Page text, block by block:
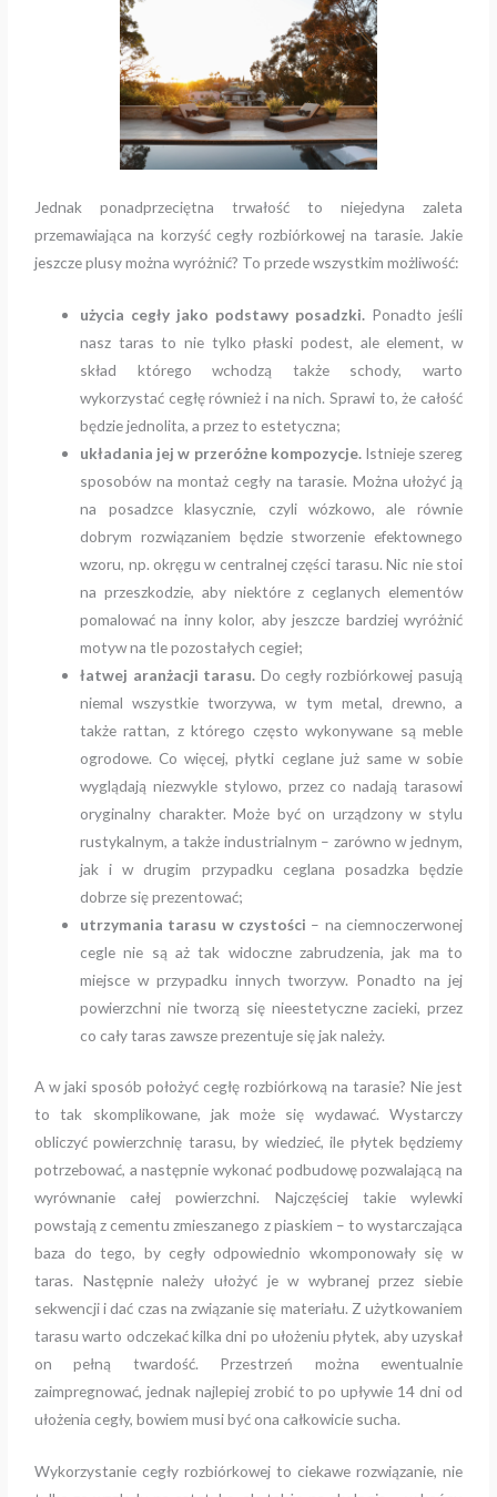
Jednak ponadprzeciętna trwałość to niejedyna zaleta
przemawiająca na korzyść cegły rozbiórkowej na tarasie. Jakie
jeszcze plusy można wyróżnić? To przede wszystkim możliwość:
użycia cegły jako podstawy posadzki. Ponadto jeśli
nasz taras to nie tylko płaski podest, ale element, w
skład którego wchodzą także schody, warto
wykorzystać cegłę również i na nich. Sprawi to, że całość
będzie jednolita, a przez to estetyczna;
układania jej w przeróżne kompozycje.Istnieje szereg
sposobów na montaż cegły na tarasie. Można ułożyć ją
na posadzce klasycznie, czyli wózkowo, ale równie
dobrym rozwiązaniem będzie stworzenie efektownego
wzoru, np. okręgu w centralnej części tarasu. Nic nie stoi
na przeszkodzie, aby niektóre z ceglanych elementów
pomalować na inny kolor, aby jeszcze bardziej wyróżnić
motyw na tle pozostałych cegieł;
łatwej aranżacji tarasu. Do cegły rozbiórkowej pasują
niemal wszystkie tworzywa, w tym metal, drewno, a
także rattan, z którego często wykonywane są meble
ogrodowe. Co więcej, płytki ceglane już same w sobie
wyglądają niezwykle stylowo, przez co nadają tarasowi
oryginalny charakter. Może być on urządzony w stylu
rustykalnym, a także industrialnym – zarówno w jednym,
jak i w drugim przypadku ceglana posadzka będzie
dobrze się prezentować;
utrzymania tarasu w czystości – na ciemnoczerwonej
cegle nie są aż tak widoczne zabrudzenia, jak ma to
miejsce w przypadku innych tworzyw. Ponadto na jej
powierzchni nie tworzą się nieestetyczne zacieki, przez
co cały taras zawsze prezentuje się jak należy.
A w jaki sposób położyć cegłę rozbiórkową na tarasie? Nie jest
to tak skomplikowane, jak może się wydawać. Wystarczy
obliczyć powierzchnię tarasu, by wiedzieć, ile płytek będziemy
potrzebować, a następnie wykonać podbudowę pozwalającą na
wyrównanie całej powierzchni. Najczęściej takie wylewki
powstają z cementu zmieszanego z piaskiem – to wystarczająca
baza do tego, by cegły odpowiednio wkomponowały się w
taras. Następnie należy ułożyć je w wybranej przez siebie
sekwencji i dać czas na związanie się materiału. Z użytkowaniem
tarasu warto odczekać kilka dni po ułożeniu płytek, aby uzyskał
on pełną twardość. Przestrzeń można ewentualnie
zaimpregnować, jednak najlepiej zrobić to po upływie 14 dni od
ułożenia cegły, bowiem musi być ona całkowicie sucha.
Wykorzystanie cegły rozbiórkowej to ciekawe rozwiązanie, nie